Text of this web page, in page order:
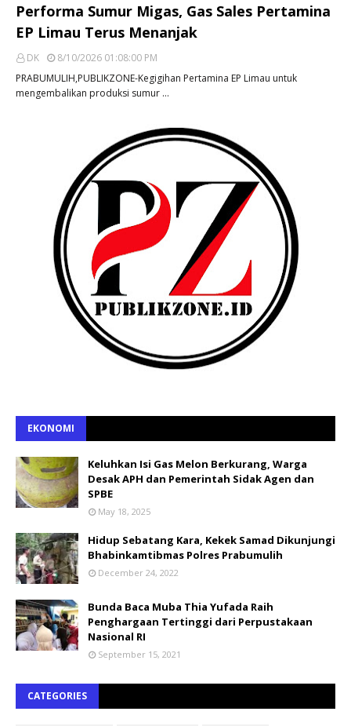
Performa Sumur Migas, Gas Sales Pertamina
EP Limau Terus Menanjak
DK
8/10/2026 01:08:00 PM
PRABUMULIH,PUBLIKZONE-Kegigihan Pertamina EP Limau untuk
mengembalikan produksi sumur …
EKONOMI
Keluhkan Isi Gas Melon Berkurang, Warga
Desak APH dan Pemerintah Sidak Agen dan
SPBE
May 18, 2025
Hidup Sebatang Kara, Kekek Samad Dikunjungi
Bhabinkamtibmas Polres Prabumulih
December 24, 2022
Bunda Baca Muba Thia Yufada Raih
Penghargaan Tertinggi dari Perpustakaan
Nasional RI
September 15, 2021
CATEGORIES